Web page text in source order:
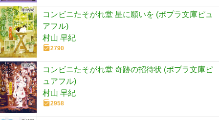
コンビニたそがれ堂 星に願いを (ポプラ文庫ピュ
アフル)
村山 早紀
2790
コンビニたそがれ堂 奇跡の招待状 (ポプラ文庫ピ
ュアフル)
村山 早紀
2958